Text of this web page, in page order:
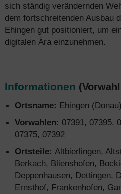
sich ständig verändernden
dem fortschreitenden Ausbau
Ehingen gut positioniert, um
digitalen Ära einzunehmen.
Informationen
Ortsname: Ehingen (Donau)
Vorwahlen: 07391, 07395,
07375, 07392
Ortsteile: Altbierlingen,
Berkach, Blienshofen,
Deppenhausen, Dettingen,
Ernsthof, Frankenhofen,